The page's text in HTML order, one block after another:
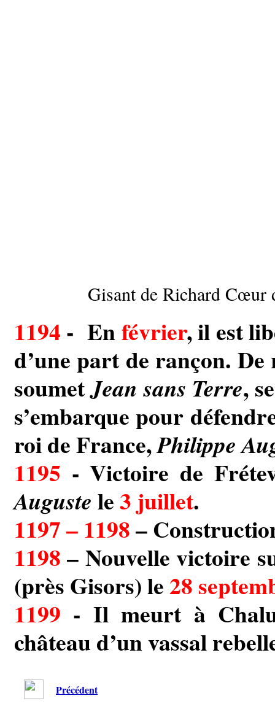
Gisant de Richard Cœur
1194 - Enfévrier, il est
d’une part de rançon.
soumetJean sans Terre,
s’embarque pour
roi de France,Philippe
1195 - Victoire de
Auguste le3 juillet.
1197 – 1198–
1198– Nouvelle victoire
(près Gisors) le28
1199 - Il meurt à
château d’un vassal
Précédent